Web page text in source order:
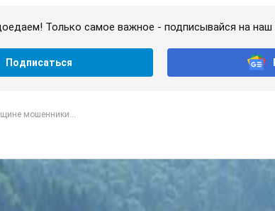
Только самое важное - подписывайся на наш
Подписаться
мошенники...